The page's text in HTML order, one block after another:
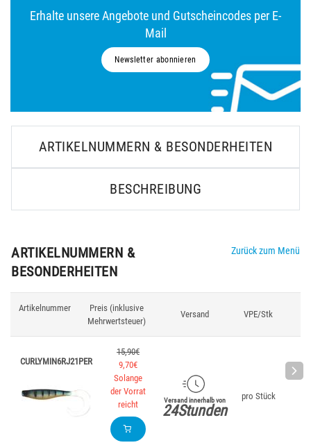
Erhalte unsere Angebote und Gutscheincodes per E-
Mail
Newsletter abonnieren
ARTIKELNUMMERN & BESONDERHEITEN
BESCHREIBUNG
ARTIKELNUMMERN &
BESONDERHEITEN
Zurück zum Menü
Artikelnummer
Preis (inklusive
Mehrwertsteuer)
Versand VPE/Stk
CURLYMIN6RJ21PER
15,90€
9,70€
Solange
der Vorrat
reicht
Versand innerhalb von
24Stunden
pro Stück